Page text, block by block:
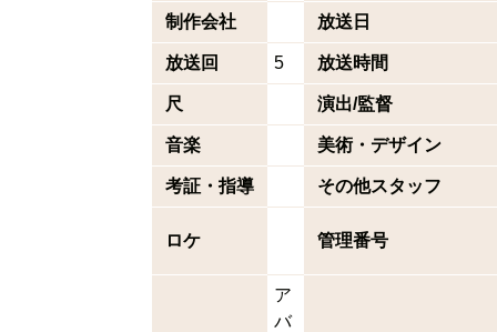
制作会社 放送日
放送回 5 放送時間
尺 演出/監督
音楽 美術・デザイン
考証・指導 その他スタッフ
ロケ 管理番号
ア
バ